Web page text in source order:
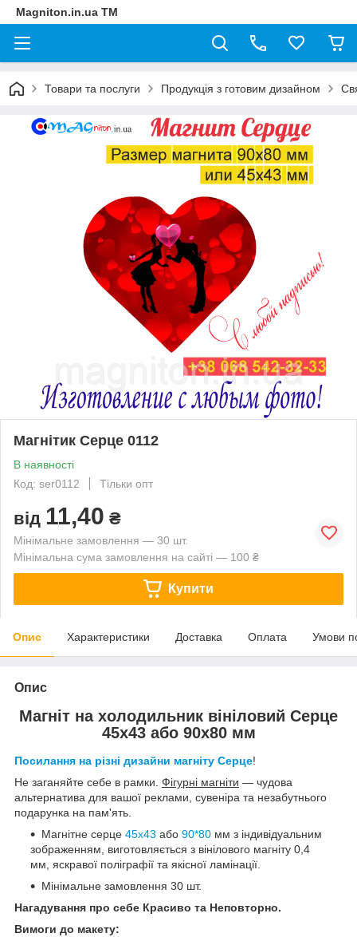
Magniton.in.ua ТМ
Товари та послуги Продукція з готовим дизайном
Магнітик Серце 0112
В наявності
Код: ser0112
Тільки опт
від 11,40 ₴
Мінімальне замовлення — 30 шт.
Мінімальна сума замовлення на сайті — 100 ₴
Купити
Опис Характеристики Доставка Оплата Умови
Опис
Магніт на холодильник вініловий Серце
45х43 або 90х80 мм
Посилання на різні дизайни магніту Серце!
Не заганяйте себе в рамки. Фігурні магніти — чудова
альтернатива для вашої реклами, сувеніра та незабутнього
подарунка на пам'ять.
Магнітне серце 45х43 або 90*80 мм з індивідуальним
зображенням, виготовляється з вінілового магніту 0,4
мм, яскравої поліграфії та якісної ламінації.
Мінімальне замовлення 30 шт.
Нагадування про себе Красиво та Неповторно.
Вимоги до макету: